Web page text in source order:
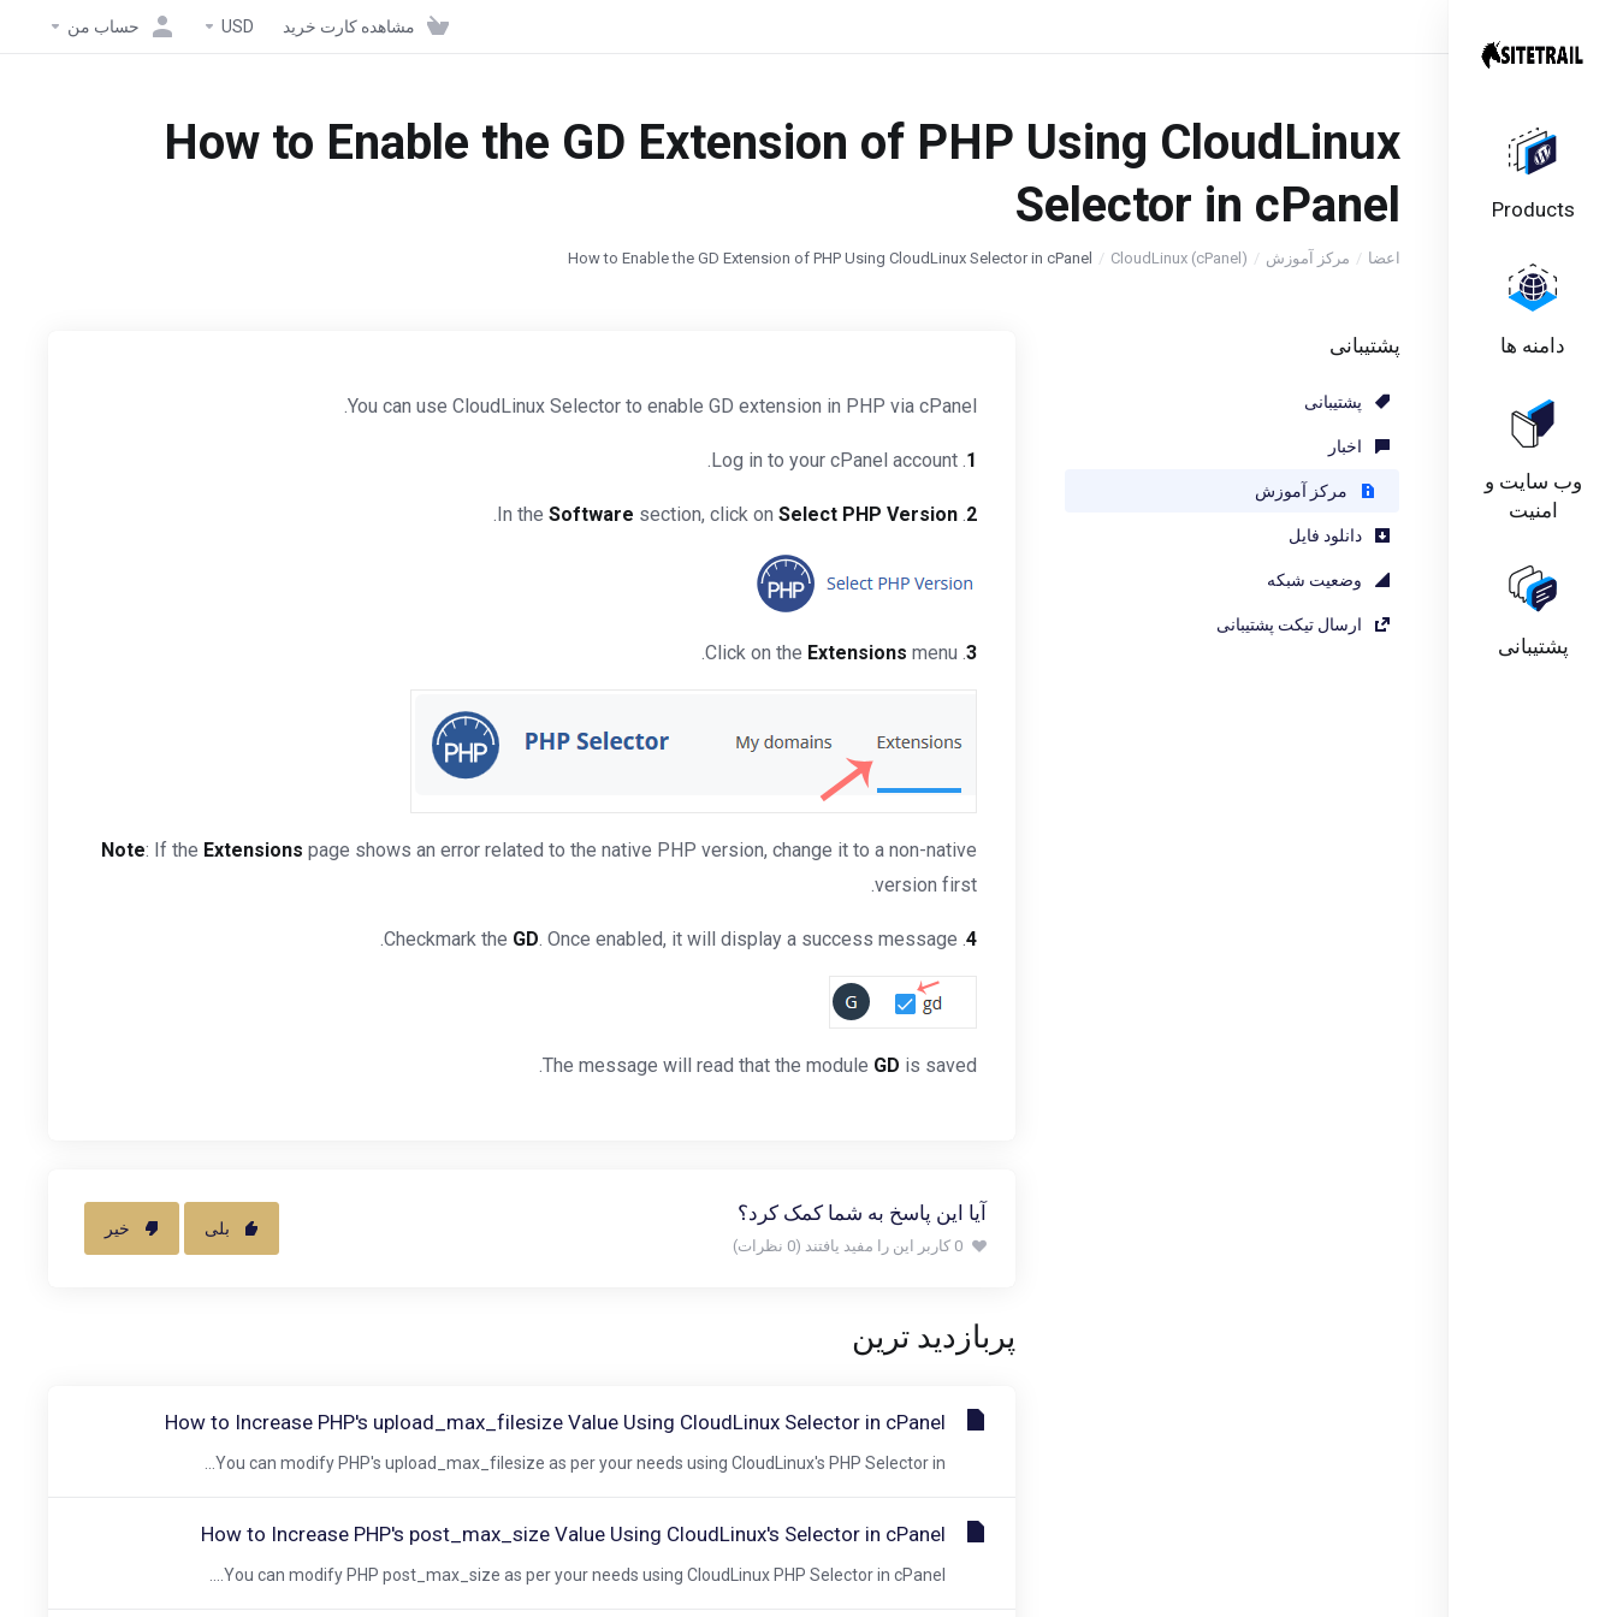
Products
دامنه ها
وب سایت و
امنیت
پشتیبانی
مشاهده کارت خرید USD حساب من
How to Enable the GD Extension of PHP Using CloudLinux
Selector in cPanel
اعضا مرکز آموزش CloudLinux (cPanel)
How to Enable the GD Extension of PHP Using CloudLinux Selector in cPanel
پشتیبانی
پشتیبانی
اخبار
مرکز آموزش
دانلود فایل
وضعیت شبکه
ارسال تیکت پشتیبانی
You can use CloudLinux Selector to enable GD extension in PHP via cPanel.
1
. Log in to your cPanel account.
2
. In the
Software section, click on Select PHP Version
.
3
. Click on the
Extensions menu.
Note: If the Extensions page shows an error related to the native PHP version, change it to a non-native
version first.
4
. Checkmark the
GD. Once enabled, it will display a success message.
The message will read that the module GD is saved.
آیا این پاسخ به شما کمک کرد؟
0 کاربر این را مفید یافتند (0 نظرات)
بلی خیر
پربازدید ترین
How to Increase PHP's upload_max_filesize Value Using CloudLinux Selector in cPanel
You can modify PHP's upload_max_filesize as per your needs using CloudLinux's PHP Selector in...
How to Increase PHP's post_max_size Value Using CloudLinux's Selector in cPanel
You can modify PHP post_max_size as per your needs using CloudLinux PHP Selector in cPanel....